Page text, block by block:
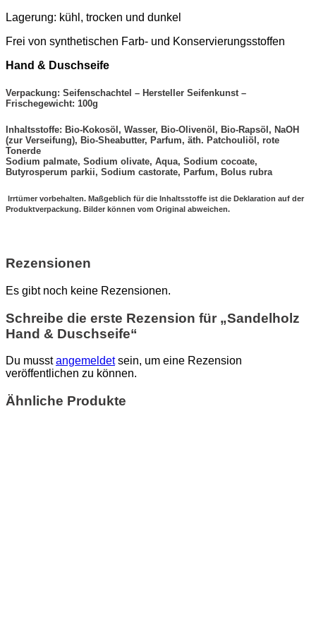
Lagerung: kühl, trocken und dunkel
Frei von synthetischen Farb- und Konservierungsstoffen
Hand & Duschseife
Verpackung: Seifenschachtel – Hersteller Seifenkunst –
Frischegewicht: 100g
Inhaltsstoffe: Bio-Kokosöl, Wasser, Bio-Olivenöl, Bio-Rapsöl, NaOH
(zur Verseifung), Bio-Sheabutter, Parfum, äth. Patchouliöl, rote
Tonerde
Sodium palmate, Sodium olivate, Aqua, Sodium cocoate,
Butyrosperum parkii, Sodium castorate, Parfum, Bolus rubra
Irrtümer vorbehalten. Maßgeblich für die Inhaltsstoffe ist die Deklaration auf der
Produktverpackung. Bilder können vom Original abweichen.
Rezensionen
Es gibt noch keine Rezensionen.
Schreibe die erste Rezension für „Sandelholz
Hand & Duschseife“
Du musstangemeldetsein, um eine Rezension
veröffentlichen zu können.
Ähnliche Produkte